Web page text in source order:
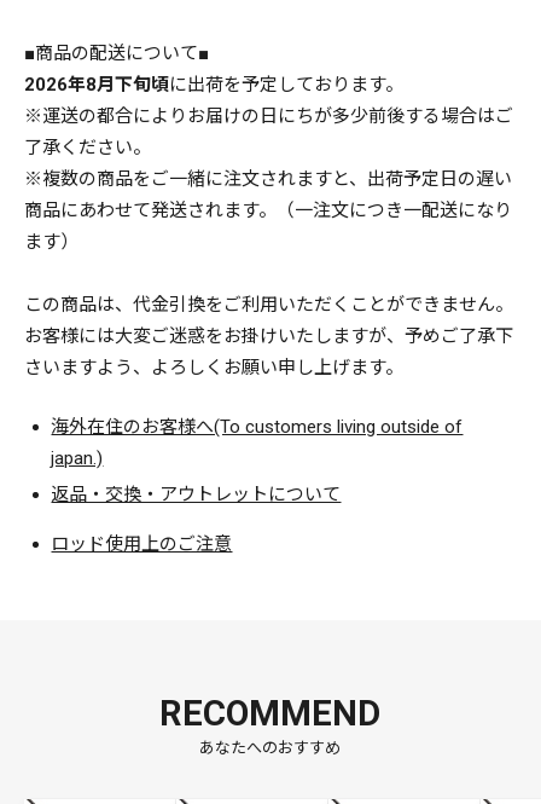
あまたあるバスロッドの中で、あなたが最後のゲームに挑む
その日まで、長く愛竿・相棒でいられるロッド。そんなユニ
バーサルなハイスペックを求めるならば、レヴァンテしかな
いだろう。
■商品の配送について■
2026年8月下旬頃に出荷を予定しております。
※運送の都合によりお届けの日にちが多少前後する場合はご
了承ください。
※複数の商品をご一緒に注文されますと、出荷予定日の遅い
商品にあわせて発送されます。（一注文につき一配送になり
ます）
この商品は、代金引換をご利用いただくことができません。
お客様には大変ご迷惑をお掛けいたしますが、予めご了承下
さいますよう、よろしくお願い申し上げます。
海外在住のお客様へ(To customers living outside of
japan.)
返品・交換・アウトレットについて
ロッド使用上のご注意
RECOMMEND
あなたへのおすすめ